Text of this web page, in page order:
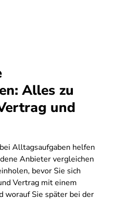
Alles zu
und
Alltagsaufgaben helfen
Anbieter vergleichen
bevor Sie sich
Vertrag mit einem
worauf Sie später bei der